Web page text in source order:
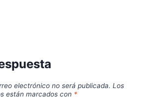
electrónico no será publicada. Los
están marcados con *